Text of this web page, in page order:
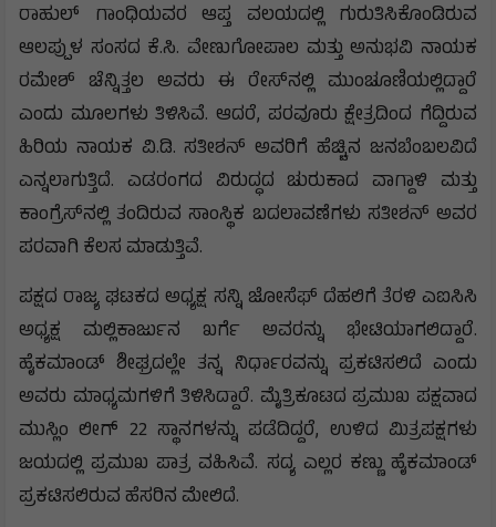
ರಾಹುಲ್ ಗಾಂಧಿಯವರ ಆಪ್ತ ವಲಯದಲ್ಲಿ ಗುರುತಿಸಿಕೊಂಡಿರುವ
ಆಲಪ್ಪುಳ ಸಂಸದ ಕೆ.ಸಿ. ವೇಣುಗೋಪಾಲ ಮತ್ತು ಅನುಭವಿ ನಾಯಕ
ರಮೇಶ್ ಚೆನ್ನಿತ್ತಲ ಅವರು ಈ ರೇಸ್‌ನಲ್ಲಿ ಮುಂಚೂಣಿಯಲ್ಲಿದ್ದಾರೆ
ಎಂದು ಮೂಲಗಳು ತಿಳಿಸಿವೆ. ಆದರೆ, ಪರವೂರು ಕ್ಷೇತ್ರದಿಂದ ಗೆದ್ದಿರುವ
ಹಿರಿಯ ನಾಯಕ ವಿ.ಡಿ. ಸತೀಶನ್ ಅವರಿಗೆ ಹೆಚ್ಚಿನ ಜನಬೆಂಬಲವಿದೆ
ಎನ್ನಲಾಗುತ್ತಿದೆ. ಎಡರಂಗದ ವಿರುದ್ಧದ ಚುರುಕಾದ ವಾಗ್ದಾಳಿ ಮತ್ತು
ಕಾಂಗ್ರೆಸ್‌ನಲ್ಲಿ ತಂದಿರುವ ಸಾಂಸ್ಥಿಕ ಬದಲಾವಣೆಗಳು ಸತೀಶನ್ ಅವರ
ಪರವಾಗಿ ಕೆಲಸ ಮಾಡುತ್ತಿವೆ.
ಪಕ್ಷದ ರಾಜ್ಯ ಘಟಕದ ಅಧ್ಯಕ್ಷ ಸನ್ನಿ ಜೋಸೆಫ್ ದೆಹಲಿಗೆ ತೆರಳಿ ಎಐಸಿಸಿ
ಅಧ್ಯಕ್ಷ ಮಲ್ಲಿಕಾರ್ಜುನ ಖರ್ಗೆ ಅವರನ್ನು ಭೇಟಿಯಾಗಲಿದ್ದಾರೆ.
ಹೈಕಮಾಂಡ್ ಶೀಘ್ರದಲ್ಲೇ ತನ್ನ ನಿರ್ಧಾರವನ್ನು ಪ್ರಕಟಿಸಲಿದೆ ಎಂದು
ಅವರು ಮಾಧ್ಯಮಗಳಿಗೆ ತಿಳಿಸಿದ್ದಾರೆ. ಮೈತ್ರಿಕೂಟದ ಪ್ರಮುಖ ಪಕ್ಷವಾದ
ಮುಸ್ಲಿಂ ಲೀಗ್ 22 ಸ್ಥಾನಗಳನ್ನು ಪಡೆದಿದ್ದರೆ, ಉಳಿದ ಮಿತ್ರಪಕ್ಷಗಳು
ಜಯದಲ್ಲಿ ಪ್ರಮುಖ ಪಾತ್ರ ವಹಿಸಿವೆ. ಸದ್ಯ ಎಲ್ಲರ ಕಣ್ಣು ಹೈಕಮಾಂಡ್
ಪ್ರಕಟಿಸಲಿರುವ ಹೆಸರಿನ ಮೇಲಿದೆ.